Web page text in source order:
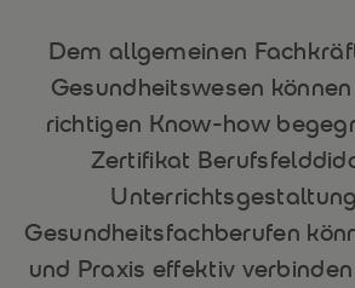
Dem allgemeinen
Gesundheitswesen
richtigen Know-how
Zertifikat
Gesundheitsfachberufen
und Praxis effektiv